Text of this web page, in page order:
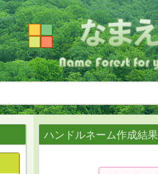
ハンドルネーム作成結果